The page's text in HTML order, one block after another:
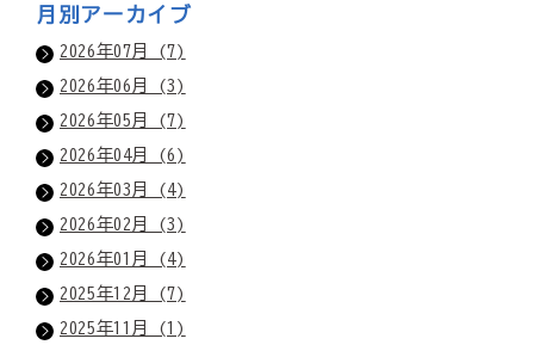
月別アーカイブ
2026年07月 (7)
2026年06月 (3)
2026年05月 (7)
2026年04月 (6)
2026年03月 (4)
2026年02月 (3)
2026年01月 (4)
2025年12月 (7)
2025年11月 (1)